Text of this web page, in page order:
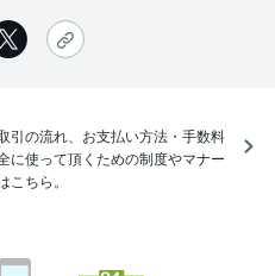
引の流れ、お支払い方法・手数料
に使って頂くための制度やマナー
ちら。